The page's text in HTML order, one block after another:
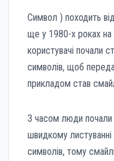
Символ ) походить
ще у 1980-х роках на
користувачі почали
символів, щоб
прикладом став
З часом люди почали
швидкому листуванні
символів, тому